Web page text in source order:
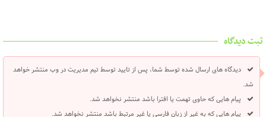
ثبت دیدگاه
دیدگاه های ارسال شده توسط شما، پس از تایید توسط تیم مدیریت در وب منتشر خواهد
شد.
پیام هایی که حاوی تهمت یا افترا باشد منتشر نخواهد شد.
پیام هایی که به غیر از زبان فارسی یا غیر مرتبط باشد منتشر نخواهد شد.